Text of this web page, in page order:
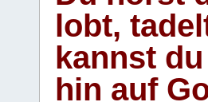
lobt,
kannst
hin auf